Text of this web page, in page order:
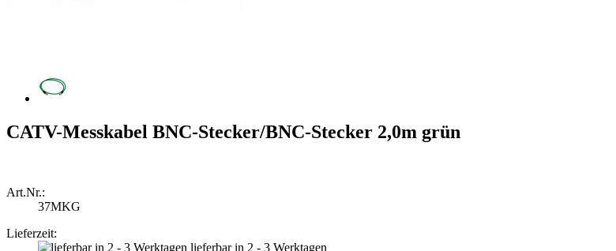
CATV-Messkabel BNC-Stecker/BNC-Stecker 2,0m grün
Art.Nr.:
37MKG
Lieferzeit:
lieferbar in 2 - 3 Werktagen